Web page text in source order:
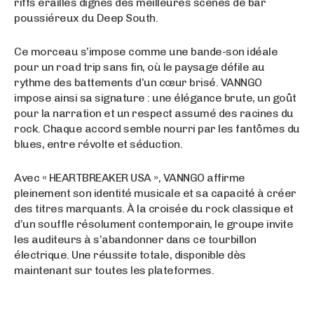
poussiéreux du Deep South.
Ce morceau s’impose comme une bande-son idéale
pour un road trip sans fin, où le paysage défile au
rythme des battements d’un cœur brisé. VANNGO
impose ainsi sa signature : une élégance brute, un goût
pour la narration et un respect assumé des racines du
rock. Chaque accord semble nourri par les fantômes du
blues, entre révolte et séduction.
Avec « HEARTBREAKER USA », VANNGO affirme
pleinement son identité musicale et sa capacité à créer
des titres marquants. À la croisée du rock classique et
d’un souffle résolument contemporain, le groupe invite
les auditeurs à s’abandonner dans ce tourbillon
électrique. Une réussite totale, disponible dès
maintenant sur toutes les plateformes.